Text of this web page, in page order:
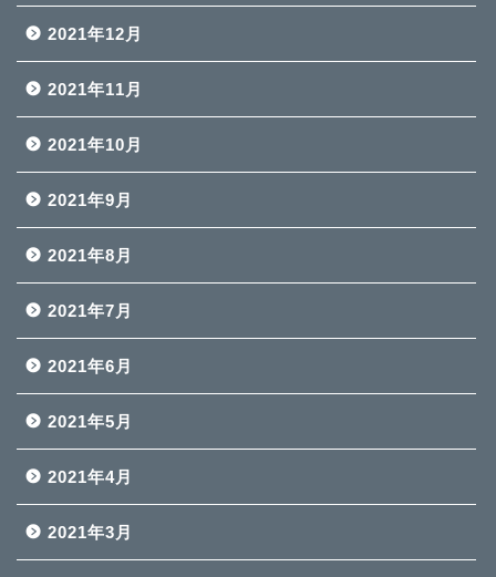
2021年12月
2021年11月
2021年10月
2021年9月
2021年8月
2021年7月
2021年6月
2021年5月
2021年4月
2021年3月